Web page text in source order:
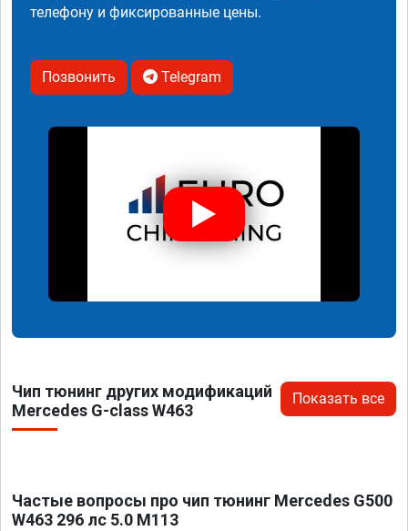
телефону и фиксированные цены.
Позвонить Telegram
Чип тюнинг других модификаций
Mercedes G-class W463
Показать все
Частые вопросы про чип тюнинг Mercedes G500
W463 296 лс 5.0 M113